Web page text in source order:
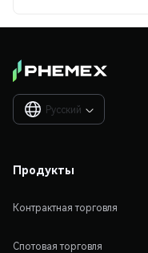
Русский 
Продукты
Контрактная торговля
Спотовая торговля